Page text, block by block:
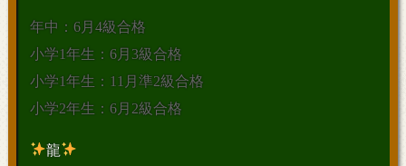
年中：6月4級合格
小学1年生：6月3級合格
小学1年生：11月準2級合格
小学2年生：6月2級合格
龍